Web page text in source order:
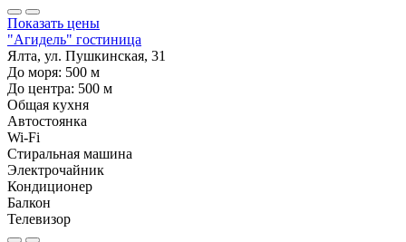
Показать цены
"Агидель" гостиница
Ялта, ул. Пушкинская, 31
До моря: 500 м
До центра: 500 м
Общая кухня
Автостоянка
Wi-Fi
Стиральная машина
Электрочайник
Кондиционер
Балкон
Телевизор